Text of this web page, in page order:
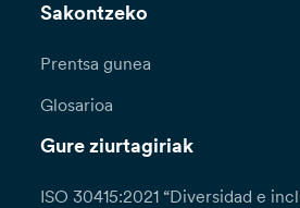
Sakontzeko
Prentsa gunea
Glosarioa
Gure ziurtagiriak
ISO 30415:2021 “Diversidad e